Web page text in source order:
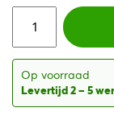
was:
Op voorraad
Levertijd 2 – 5